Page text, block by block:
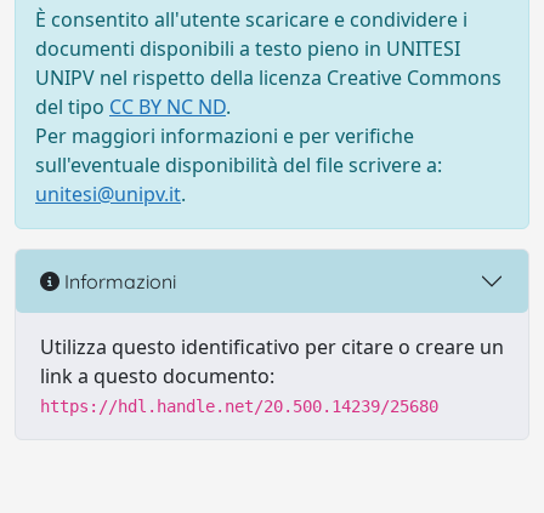
È consentito all'utente scaricare e condividere i
documenti disponibili a testo pieno in UNITESI
UNIPV nel rispetto della licenza Creative Commons
del tipo CC BY NC ND.
Per maggiori informazioni e per verifiche
sull'eventuale disponibilità del file scrivere a:
unitesi@unipv.it.
Informazioni
Utilizza questo identificativo per citare o creare un
link a questo documento:
https://hdl.handle.net/20.500.14239/25680